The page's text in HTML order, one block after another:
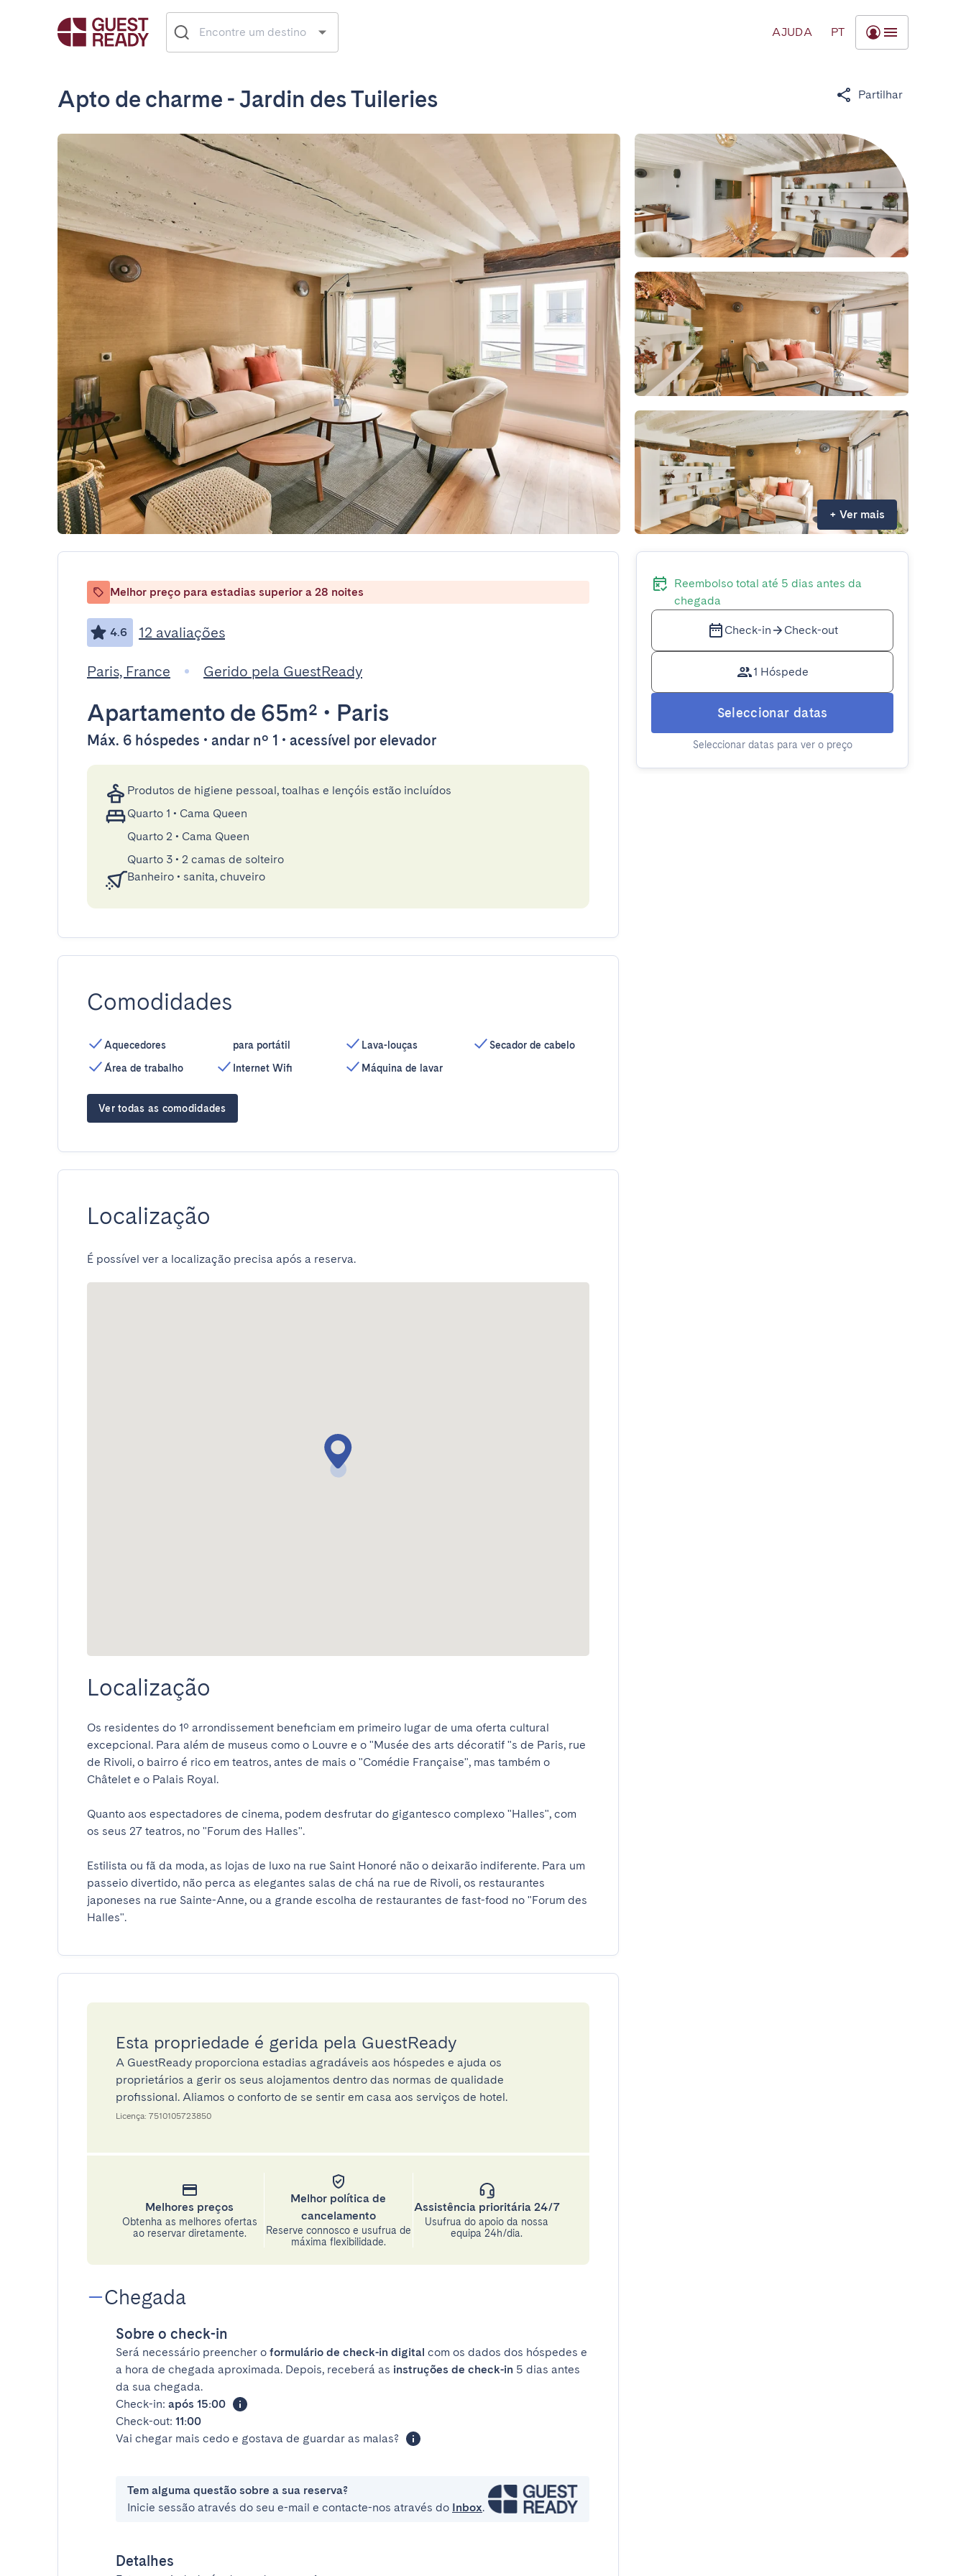
AJUDA PT
Apto de charme - Jardin des Tuileries Partilhar
+ Ver mais
Melhor preço para estadias superior a 28 noites
4.6 12 avaliações
Paris, France Gerido pela GuestReady
Apartamento de 65m² • Paris
Máx. 6 hóspedes • andar nº 1 • acessível por elevador
Produtos de higiene pessoal, toalhas e lençóis estão incluídos
Quarto 1 • Cama Queen
Quarto 2 • Cama Queen
Quarto 3 • 2 camas de solteiro
Banheiro • sanita, chuveiro
Comodidades
Aquecedores
Área de trabalho
para portátil
Internet Wifi
Lava-louças
Máquina de lavar
Secador de cabelo
Ver todas as comodidades
Localização
É possível ver a localização precisa após a reserva.
Localização
Os residentes do 1º arrondissement beneficiam em primeiro lugar de uma oferta cultural
excepcional. Para além de museus como o Louvre e o "Musée des arts décoratif "s de Paris, rue
de Rivoli, o bairro é rico em teatros, antes de mais o "Comédie Française", mas também o
Châtelet e o Palais Royal.
Quanto aos espectadores de cinema, podem desfrutar do gigantesco complexo "Halles", com
os seus 27 teatros, no "Forum des Halles".
Estilista ou fã da moda, as lojas de luxo na rue Saint Honoré não o deixarão indiferente. Para um
passeio divertido, não perca as elegantes salas de chá na rue de Rivoli, os restaurantes
japoneses na rue Sainte-Anne, ou a grande escolha de restaurantes de fast-food no "Forum des
Halles".
Esta propriedade é gerida pela GuestReady
A GuestReady proporciona estadias agradáveis aos hóspedes e ajuda os
proprietários a gerir os seus alojamentos dentro das normas de qualidade
profissional. Aliamos o conforto de se sentir em casa aos serviços de hotel.
Licença: 7510105723850
Melhores preços
Obtenha as melhores ofertas
ao reservar diretamente.
Melhor política de
cancelamento
Reserve connosco e usufrua de
máxima flexibilidade.
Assistência prioritária 24/7
Usufrua do apoio da nossa
equipa 24h/dia.
Chegada
Sobre o check-in
Será necessário preencher o formulário de check-in digital com os dados dos hóspedes e
a hora de chegada aproximada. Depois, receberá as instruções de check-in 5 dias antes
da sua chegada.
Check-in: após 15:00
Check-out: 11:00
Vai chegar mais cedo e gostava de guardar as malas?
Tem alguma questão sobre a sua reserva?
Inicie sessão através do seu e-mail e contacte-nos através do Inbox.
Detalhes
Reembolso total até 5 dias antes da
chegada
Check-in Check-out
1 Hóspede
Seleccionar datas
Seleccionar datas para ver o preço